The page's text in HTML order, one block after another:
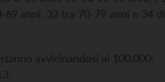
anni; 32 tra 70-79 anni e 34 di
avvicinandosi ai 100.000: